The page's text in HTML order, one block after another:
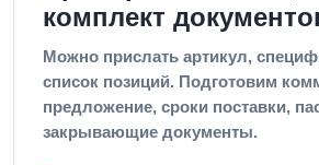
комплект
Можно прислать артикул,
список позиций. Подготовим
предложение, сроки поставки,
закрывающие документы.